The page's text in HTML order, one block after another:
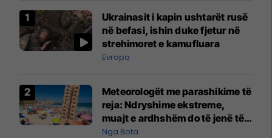
Ukrainasit i kapin ushtarët rusë
në befasi, ishin duke fjetur në
strehimoret e kamufluara
Evropa
Meteorologët me parashikime të
reja: Ndryshime ekstreme,
muajt e ardhshëm do të jenë të
pazakontë
Nga Bota